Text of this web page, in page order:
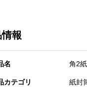
報
名 角2
カテゴリ 紙封